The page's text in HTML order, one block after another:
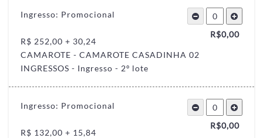
R$0,00
Ingresso: Promocional
R$ 252,00 + 30,24
CAMAROTE - CAMAROTE CASADINHA 02
INGRESSOS - Ingresso - 2º lote
R$0,00
Ingresso: Promocional
R$ 132,00 + 15,84